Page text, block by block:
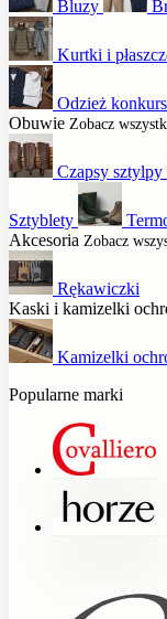
Bluzy
Kurtki i
Odzież
Obuwie Zobacz
Czapsy sztylpy
Sztyblety
Akcesoria Zobacz
Rękawiczki
Kaski i kamizelki
Kamizelki
Popularne marki